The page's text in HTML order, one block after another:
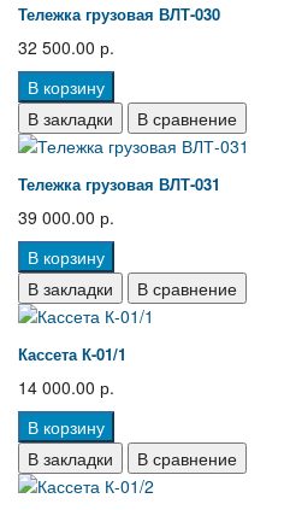
Тележка грузовая ВЛТ-030
32 500.00 р.
В корзину
В закладки
В сравнение
Тележка грузовая ВЛТ-031
39 000.00 р.
В корзину
В закладки
В сравнение
Кассета К-01/1
14 000.00 р.
В корзину
В закладки
В сравнение